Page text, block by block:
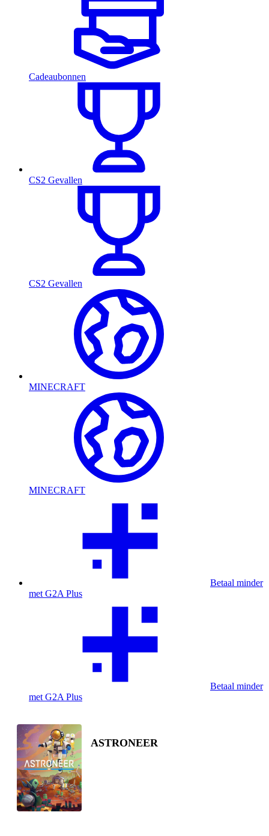
Cadeaubonnen
CS2 Gevallen
CS2 Gevallen
MINECRAFT
MINECRAFT
Betaal minder
met G2A Plus
Betaal minder
met G2A Plus
ASTRONEER